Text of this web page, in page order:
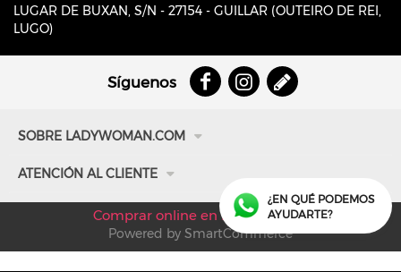
¿EN QUÉ PODEMOS
AYUDARTE?
LUGAR DE BUXAN, S/N - 27154 - GUILLAR (OUTEIRO DE REI,
LUGO)
Síguenos
SOBRE LADYWOMAN.COM
Quiénes somos
ATENCIÓN AL CLIENTE
Últimos productos
Lo más vendido
Información de contacto
Comprar online en Lady Woman
Powered by SmartCommerce